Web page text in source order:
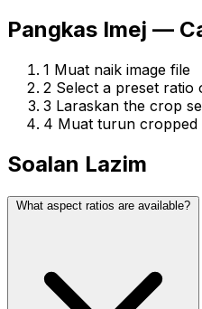
Pangkas Imej —
1 Muat naik image file
2 Select a preset
3 Laraskan the crop
4 Muat turun cropped
Soalan Lazim
What aspect ratios are available?